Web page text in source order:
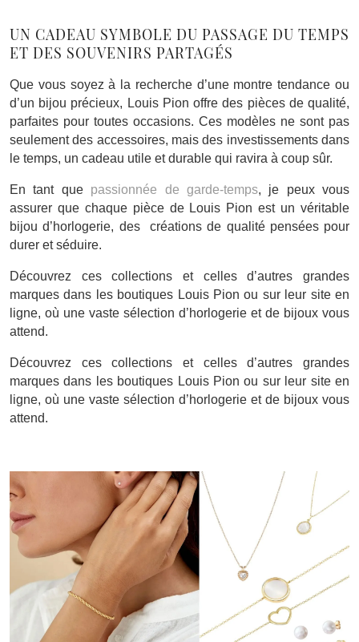
UN CADEAU SYMBOLE DU PASSAGE DU TEMPS
ET DES SOUVENIRS PARTAGÉS
Que vous soyez à la recherche d’une montre tendance ou
d’un bijou précieux, Louis Pion offre des pièces de qualité,
parfaites pour toutes occasions. Ces modèles ne sont pas
seulement des accessoires, mais des investissements dans
le temps, un cadeau utile et durable qui ravira à coup sûr.
En tant que passionnée de garde-temps, je peux vous
assurer que chaque pièce de Louis Pion est un véritable
bijou d’horlogerie, des créations de qualité pensées pour
durer et séduire.
Découvrez ces collections et celles d’autres grandes
marques dans les boutiques Louis Pion ou sur leur site en
ligne, où une vaste sélection d’horlogerie et de bijoux vous
attend.
Découvrez ces collections et celles d’autres grandes
marques dans les boutiques Louis Pion ou sur leur site en
ligne, où une vaste sélection d’horlogerie et de bijoux vous
attend.